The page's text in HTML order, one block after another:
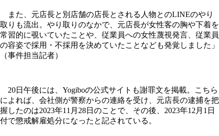
また、元店長と別店舗の店長とされる人物とのLINEのやり
取りも流出。やり取りのなかで、元店長が女性客の胸や下着を
常習的に覗いていたことや、従業員への女性蔑視発言、従業員
の容姿で採用・不採用を決めていたことなども発覚しました」
（事件担当記者）
20日午後には、Yogiboの公式サイトも謝罪文を掲載。こちら
によれば、会社側が警察からの連絡を受け、元店長の逮捕を把
握したのは2023年11月28日のことで、その後、2023年12月1日
付で懲戒解雇処分になったと記されている。